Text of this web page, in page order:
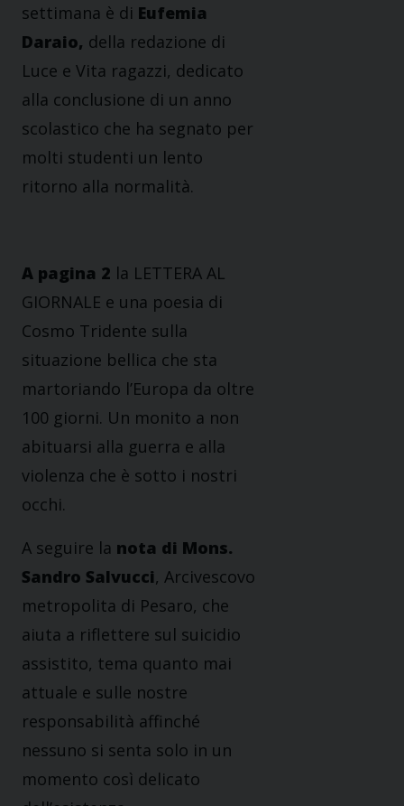
settimana è di Eufemia
Daraio, della redazione di
Luce e Vita ragazzi, dedicato
alla conclusione di un anno
scolastico che ha segnato per
molti studenti un lento
ritorno alla normalità.
A pagina 2 la LETTERA AL
GIORNALE e una poesia di
Cosmo Tridente sulla
situazione bellica che sta
martoriando l’Europa da oltre
100 giorni. Un monito a non
abituarsi alla guerra e alla
violenza che è sotto i nostri
occhi.
A seguire la nota di Mons.
Sandro Salvucci, Arcivescovo
metropolita di Pesaro, che
aiuta a riflettere sul suicidio
assistito, tema quanto mai
attuale e sulle nostre
responsabilità affinché
nessuno si senta solo in un
momento così delicato